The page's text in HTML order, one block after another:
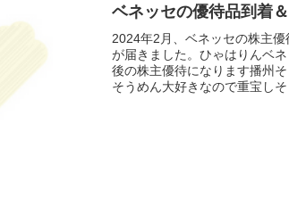
ベネッセの優待品到着
2024年2月、ベネッセの株主
が届きました。ひゃはりんベ
後の株主優待になります播州
そうめん大好きなので重宝し